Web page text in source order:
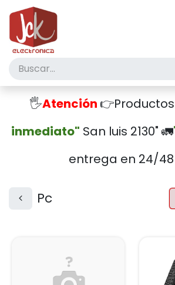
🖐️Atención
inmediato" San luis 2130" 🚛
entrega en 24/48
Pc